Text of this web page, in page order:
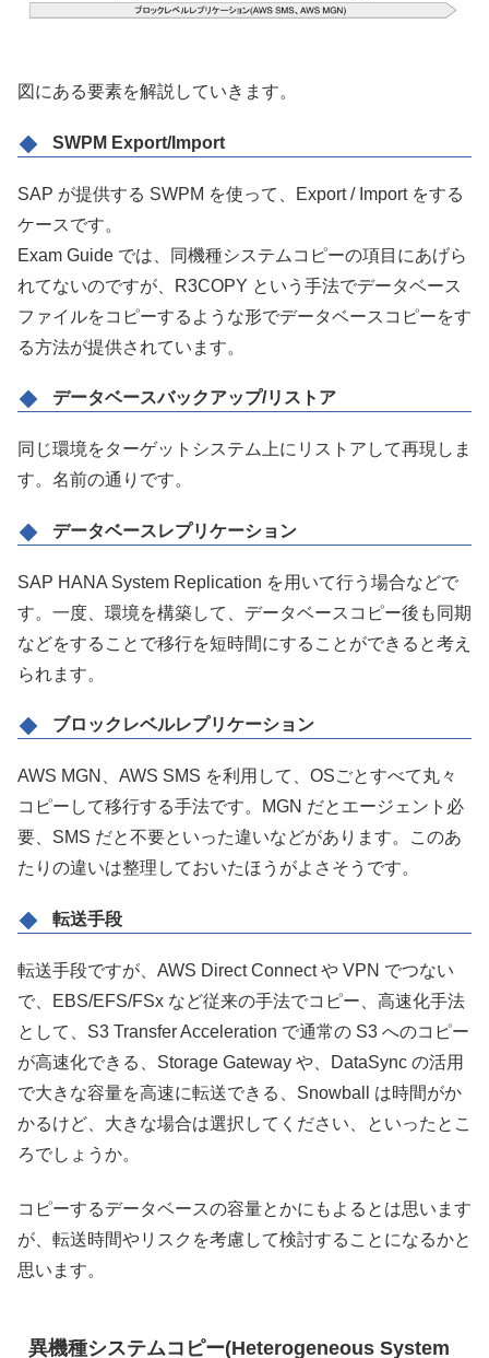
図にある要素を解説していきます。
SWPM Export/Import
SAP が提供する SWPM を使って、Export / Import をする
ケースです。
Exam Guide では、同機種システムコピーの項目にあげら
れてないのですが、R3COPY という手法でデータベース
ファイルをコピーするような形でデータベースコピーをす
る方法が提供されています。
データベースバックアップ/リストア
同じ環境をターゲットシステム上にリストアして再現しま
す。名前の通りです。
データベースレプリケーション
SAP HANA System Replication を用いて行う場合などで
す。一度、環境を構築して、データベースコピー後も同期
などをすることで移行を短時間にすることができると考え
られます。
ブロックレベルレプリケーション
AWS MGN、AWS SMS を利用して、OSごとすべて丸々
コピーして移行する手法です。MGN だとエージェント必
要、SMS だと不要といった違いなどがあります。このあ
たりの違いは整理しておいたほうがよさそうです。
転送手段
転送手段ですが、AWS Direct Connect や VPN でつない
で、EBS/EFS/FSx など従来の手法でコピー、高速化手法
として、S3 Transfer Acceleration で通常の S3 へのコピー
が高速化できる、Storage Gateway や、DataSync の活用
で大きな容量を高速に転送できる、Snowball は時間がか
かるけど、大きな場合は選択してください、といったとこ
ろでしょうか。
コピーするデータベースの容量とかにもよるとは思います
が、転送時間やリスクを考慮して検討することになるかと
思います。
異機種システムコピー(Heterogeneous System